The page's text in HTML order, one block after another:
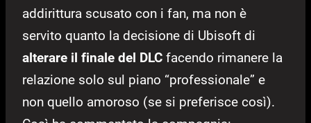
addirittura scusato con i fan, ma non è
servito quanto la decisione di Ubisoft di
alterare il finale del DLC facendo rimanere la
relazione solo sul piano “professionale” e
non quello amoroso (se si preferisce così).